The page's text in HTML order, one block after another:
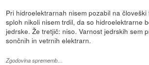
Pri hidroelektrarnah nisem pozabil na
sploh nikoli nisem trdil, da so hidroelektrarne
jedrske. Že tretjič: niso. Varnost jedrskih sem
sončnih in vetrnih elektrarn.
Zgodovina sprememb…